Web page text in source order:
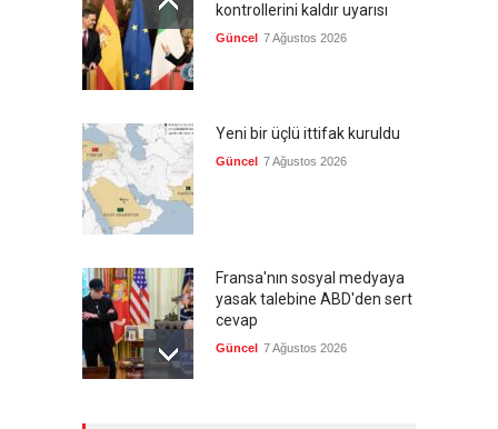
kontrollerini kaldır uyarısı
Güncel 7 Ağustos 2026
Yeni bir üçlü ittifak kuruldu
Güncel 7 Ağustos 2026
Fransa'nın sosyal medyaya
yasak talebine ABD'den sert
cevap
Güncel 7 Ağustos 2026